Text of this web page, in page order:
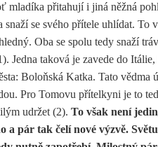
mladíka přitahují i jiná něžná
se svého přítele uhlídat. To
Oba se spolu tedy snaží
Jedna taková je zavede do
Boloňská Katka. Tato vědma
Pro Tomovu přítelkyni je to
udržet (2). To však není
a pár tak čelí nové výzvě.